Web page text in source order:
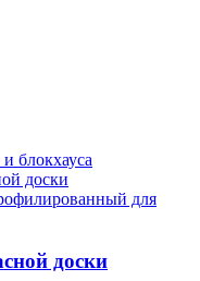
блокхауса
доски
для
доски